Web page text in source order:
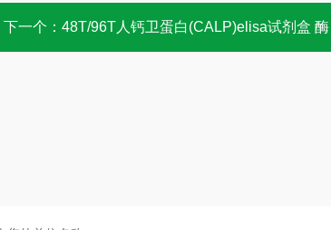
下一个： 48T/96T人钙卫蛋白(CALP)elisa试剂盒 酶联免疫